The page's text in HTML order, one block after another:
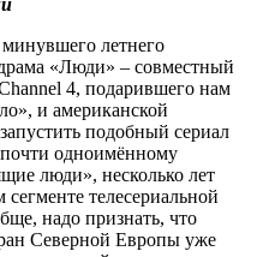
летнего
«Люди» – совместный
4, подарившего нам
и американской
подобный сериал
почти одноимённому
люди», несколько лет
телесериальной
надо признать, что
Северной Европы уже